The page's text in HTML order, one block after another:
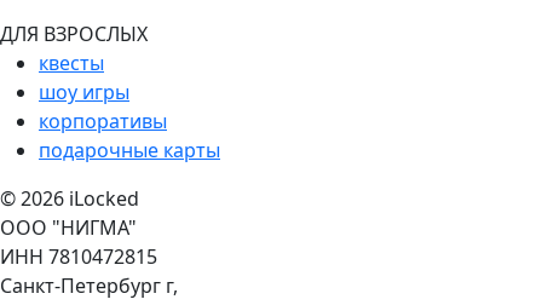
ДЛЯ ВЗРОСЛЫХ
квесты
шоу игры
корпоративы
подарочные карты
© 2026 iLocked
ООО "НИГМА"
ИНН 7810472815
Санкт-Петербург г,